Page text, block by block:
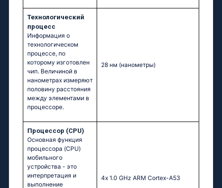
Технологический
процесс
Информация о
технологическом
процессе, по
которому изготовлен
чип. Величиной в
нанометрах измеряют
половину расстояния
между элементами в
процессоре.
28 нм (нанометры)
Процессор (CPU)
Основная функция
процессора (CPU)
мобильного
устройства - это
интерпретация и
выполнение
4х 1.0 GНz АRМ Соrtех-А53